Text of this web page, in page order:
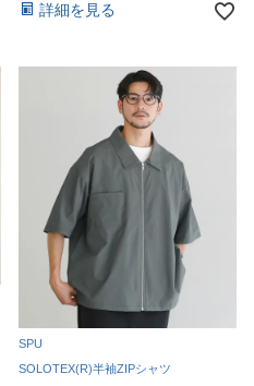
詳細を見る
SPU
SOLOTEX(R)半袖ZIPシャツ